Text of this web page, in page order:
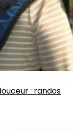
: randos